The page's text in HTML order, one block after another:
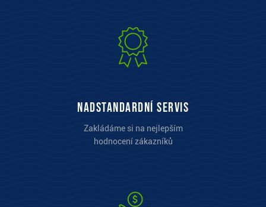
Nadstandardní servis
Zakládáme si na nejlepším
hodnocení zákazníků